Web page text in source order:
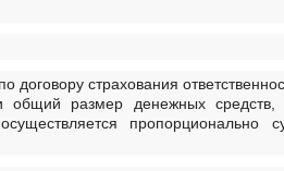
страхования
общий размер денежных